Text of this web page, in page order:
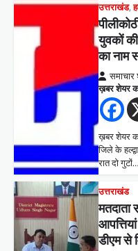
उत्तराखंड,
युवकों
का नाम
ख़बर शेयर
ख़बर शेयर
जिले के
रात दो गुटों…
उत्तराखंड
डीएम से